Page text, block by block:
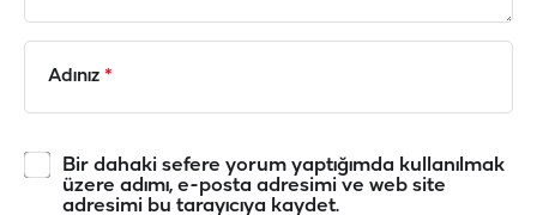
Adınız *
Bir dahaki sefere yorum yaptığımda kullanılmak
üzere adımı, e-posta adresimi ve web site
adresimi bu tarayıcıya kaydet.